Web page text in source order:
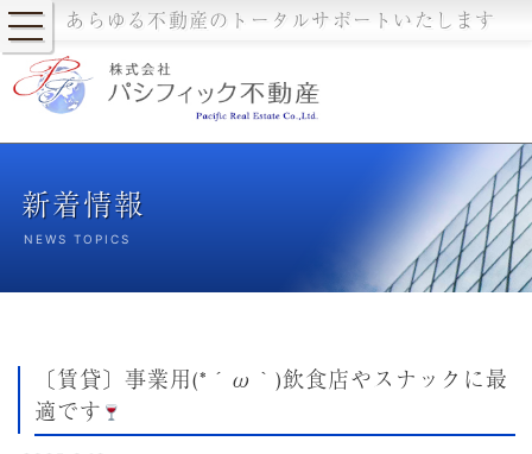
あらゆる不動産のトータルサポートいたします
新着情報
NEWS TOPICS
〔賃貸〕事業用(*´ω｀)飲食店やスナックに最
適です